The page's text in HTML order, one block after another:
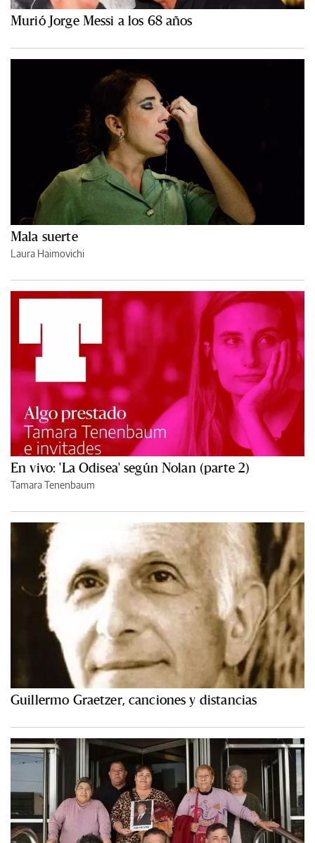
Murió Jorge Messi a los 68 años
Mala suerte
Laura Haimovichi
En vivo: 'La Odisea' según Nolan (parte 2)
Tamara Tenenbaum
Guillermo Graetzer, canciones y distancias